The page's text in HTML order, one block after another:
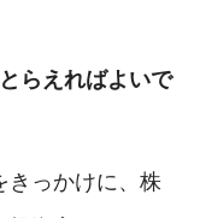
らえればよいで
きっかけに、株